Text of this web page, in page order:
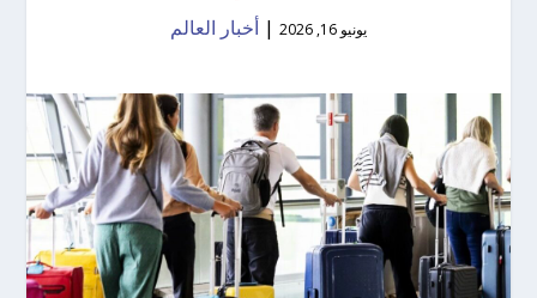
يونيو 16, 2026 | أخبار العالم